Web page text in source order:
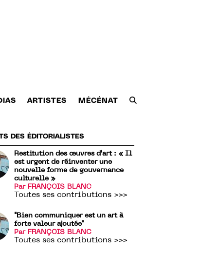
ARTISTES MÉCÉNAT
DES ÉDITORIALISTES
Restitution des œuvres d’art : « Il
est urgent de réinventer une
nouvelle forme de gouvernance
culturelle »
Par FRANÇOIS BLANC
Toutes ses contributions >>>
"Bien communiquer est un art à
forte valeur ajoutée"
Par FRANÇOIS BLANC
Toutes ses contributions >>>